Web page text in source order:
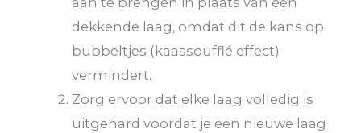
dekkende laag, omdat dit de kans op
bubbeltjes (kaassoufflé effect)
vermindert.
Zorg ervoor dat elke laag volledig is
uitgehard voordat je een nieuwe laag